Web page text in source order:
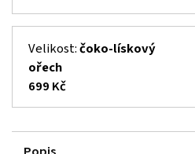
Velikost: čoko-lískový
ořech
699 Kč
Popis